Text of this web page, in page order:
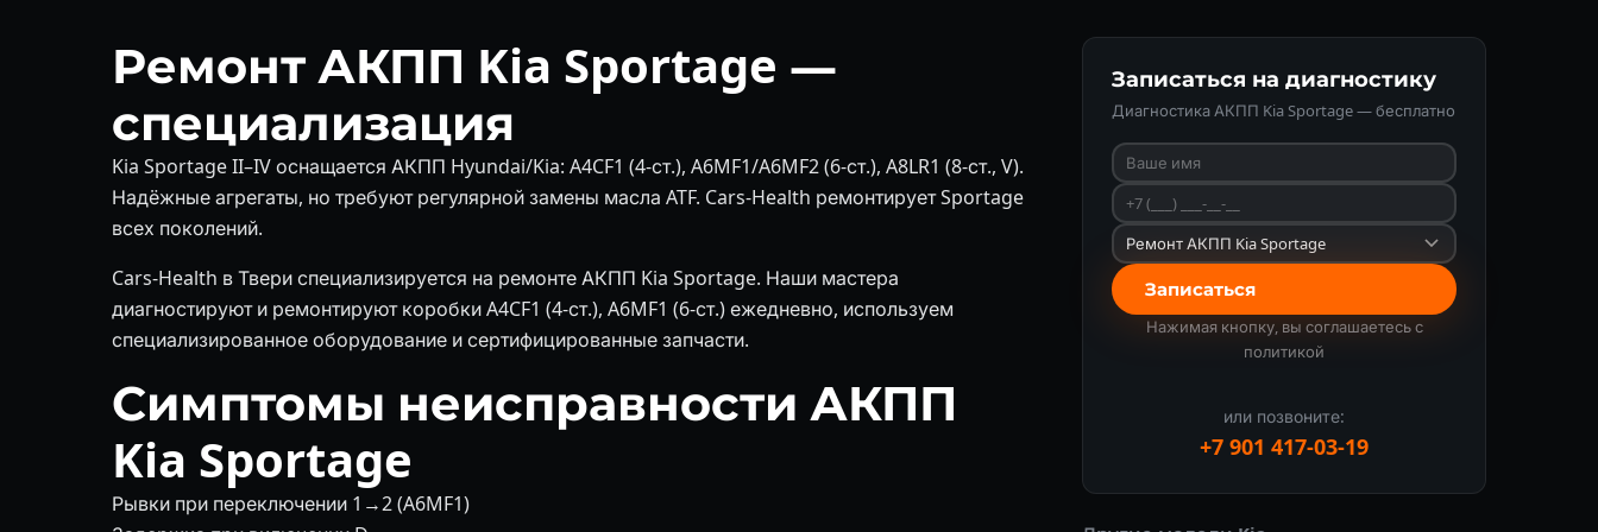
Ремонт АКПП Kia Sportage —
специализация
Kia Sportage II–IV оснащается АКПП Hyundai/Kia: A4CF1 (4-ст.), A6MF1/A6MF2 (6-ст.), A8LR1 (8-ст., V).
Надёжные агрегаты, но требуют регулярной замены масла ATF. Cars-Health ремонтирует Sportage
всех поколений.
Cars-Health в Твери специализируется на ремонте АКПП Kia Sportage. Наши мастера
диагностируют и ремонтируют коробки A4CF1 (4-ст.), A6MF1 (6-ст.) ежедневно, используем
специализированное оборудование и сертифицированные запчасти.
Симптомы неисправности АКПП
Kia Sportage
Рывки при переключении 1→2 (A6MF1)
Записаться на диагностику
Диагностика АКПП Kia Sportage — бесплатно
Записаться
Нажимая кнопку, вы соглашаетесь с
политикой
или позвоните:
+7 901 417-03-19